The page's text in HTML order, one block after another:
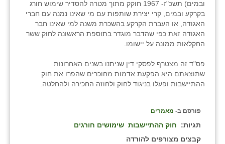
ובמים) תשכ"ז- 1967 חוקק מתוך מטרה להסדיר שימוש חורג
בקרקע ובמים, קרי יצירת שותפות עם מי שאינו נמנה עם חברי
האגודה, או העברת הקרקע בהשכרת משנה למי שאינו חבר
האגודה זאת כפי שהדבר מוגדר בתוספת הראשונה לחוק ששר
החקלאות ממונה על יישומו.
פס"ד זה מצטרף לפסקי דין שניתנו בשנים האחרונות
שתוצאתם היא הפקעת אדמות מחוכרים שהפרו את חוק
ההתיישבות ופעלו בניגוד לחוק ולחוזה החכירה ולהחלטה.
פורסם ב- מאמרים
תגיות: חוק ההתיישבות שימושים חורגים
קבצים מצורפים להורדה